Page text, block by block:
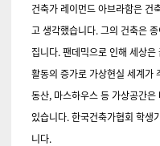
건축가 레이먼드 아브라함은 건
고 생각했습니다. 그의 건축은
집니다.팬데믹으로 인해 세상은
활동의 증가로 가상현실 세계가
동산, 마스하우스 등 가상공간
있습니다. 한국건축가협회 학생
니다.